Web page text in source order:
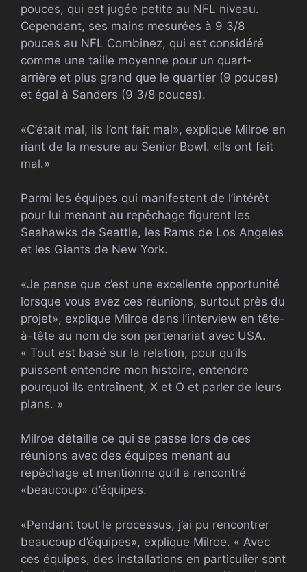
pouces, qui est jugée petite au NFL niveau.
Cependant, ses mains mesurées à 9 3/8
pouces au NFL Combinez, qui est considéré
comme une taille moyenne pour un quart-
arrière et plus grand que le quartier (9 pouces)
et égal à Sanders (9 3/8 pouces).
«C’était mal, ils l’ont fait mal», explique Milroe en
riant de la mesure au Senior Bowl. «Ils ont fait
mal.»
Parmi les équipes qui manifestent de l’intérêt
pour lui menant au repêchage figurent les
Seahawks de Seattle, les Rams de Los Angeles
et les Giants de New York.
«Je pense que c’est une excellente opportunité
lorsque vous avez ces réunions, surtout près du
projet», explique Milroe dans l’interview en tête-
à-tête au nom de son partenariat avec USA.
« Tout est basé sur la relation, pour qu’ils
puissent entendre mon histoire, entendre
pourquoi ils entraînent, X et O et parler de leurs
plans. »
Milroe détaille ce qui se passe lors de ces
réunions avec des équipes menant au
repêchage et mentionne qu’il a rencontré
«beaucoup» d’équipes.
«Pendant tout le processus, j’ai pu rencontrer
beaucoup d’équipes», explique Milroe. « Avec
ces équipes, des installations en particulier sont